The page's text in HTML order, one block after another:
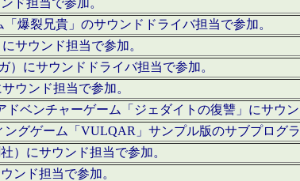
爆裂兄貴」のサウンドドライバ担当で参加。
サウンド担当で参加。
）にサウンドドライバ担当で参加。
ウンド担当で参加。
ドベンチャーゲーム「ジェダイトの復讐」にサウ
ングゲーム「VULQAR」サンプル版のサブプログ
）にサウンド担当で参加。
ンド担当で参加。